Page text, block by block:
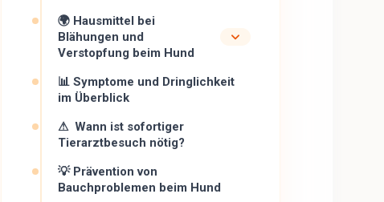
🌍 Hausmittel bei
Blähungen und
Verstopfung beim Hund
📊 Symptome und Dringlichkeit
im Überblick
⚠ ️ Wann ist sofortiger
Tierarztbesuch nötig?
💡 Prävention von
Bauchproblemen beim Hund